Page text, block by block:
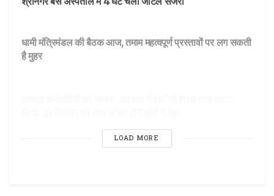
है मुहर
DEHARDUN
LOAD MORE